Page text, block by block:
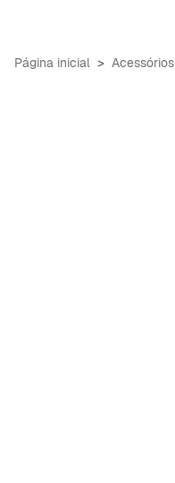
Página inicial Acessórios